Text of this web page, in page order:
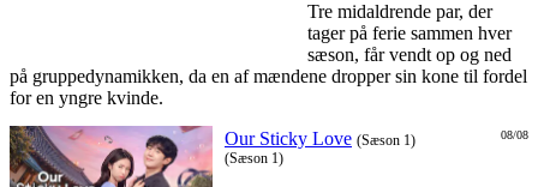
Tre midaldrende par, der
tager på ferie sammen hver
sæson, får vendt op og ned
på gruppedynamikken, da en af mændene dropper sin kone til fordel
for en yngre kvinde.
08/08
Our Sticky Love (Sæson 1)
(Sæson 1)